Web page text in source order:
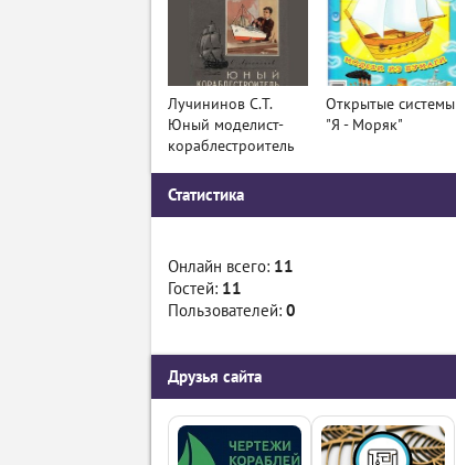
Лучининов С.Т.
Юный моделист-
кораблестроитель
Открытые системы
"Я - Моряк"
Статистика
Онлайн всего: 11
Гостей: 11
Пользователей: 0
Друзья сайта